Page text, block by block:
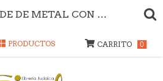
JANUKIA GRANDE DE METAL CON DETALLE
PRODUCTOS CARRITO 0